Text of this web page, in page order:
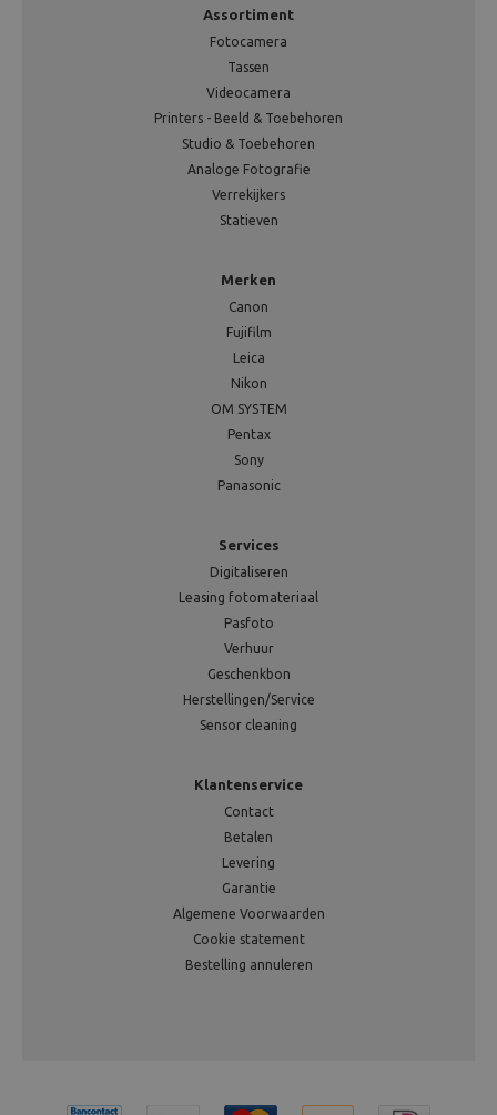
Assortiment
Fotocamera
Tassen
Videocamera
Printers - Beeld & Toebehoren
Studio & Toebehoren
Analoge Fotografie
Verrekijkers
Statieven
Merken
Canon
Fujifilm
Leica
Nikon
OM SYSTEM
Pentax
Sony
Panasonic
Services
Digitaliseren
Leasing fotomateriaal
Pasfoto
Verhuur
Geschenkbon
Herstellingen/Service
Sensor cleaning
Klantenservice
Contact
Betalen
Levering
Garantie
Algemene Voorwaarden
Cookie statement
Bestelling annuleren